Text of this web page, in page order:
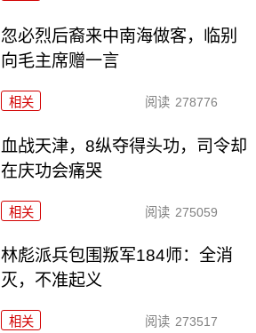
忽必烈后裔来中南海做客，临别
向毛主席赠一言
相关 阅读 278776
血战天津，8纵夺得头功，司令却
在庆功会痛哭
相关 阅读 275059
林彪派兵包围叛军184师：全消
灭，不准起义
相关 阅读 273517